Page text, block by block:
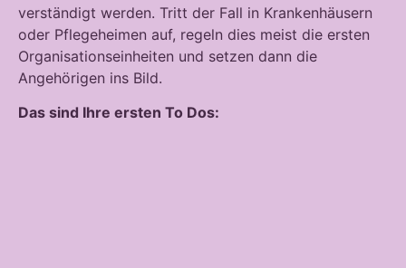
verständigt werden. Tritt der Fall in Krankenhäusern
oder Pflegeheimen auf, regeln dies meist die ersten
Organisationseinheiten und setzen dann die
Angehörigen ins Bild.
Das sind Ihre ersten To Dos: